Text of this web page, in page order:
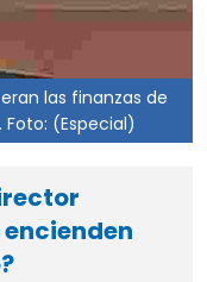
las finanzas de
(Especial)